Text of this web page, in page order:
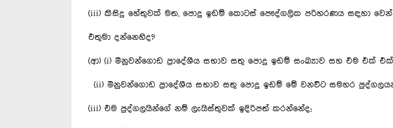
‍(iii) කිසිදු හේතුවක් මත, පොදු ඉඩම් කොටස් පෞද්ගලික පරිහරණය සඳහා
එතුමා දන්නෙහිද?
(ආ) (i) මිනුවන්ගොඩ ප්‍රාදේශීය සභාව සතු පොදු ඉඩම් සංඛ්‍යාව සහ එම එක්
(ii) මිනුවන්ගොඩ ප්‍රාදේශීය සභාව සතු පොදු ඉඩම් මේ වනවිට සමහර
(iii) එම පුද්ගලයින්ගේ නම් ලැයිස්තුවක් ඉදිරිපත් කරන්නේද;